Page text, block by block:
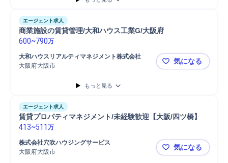
エージェント求人
商業施設の賃貸管理/大和ハウス工業G/大阪府
600~790万
大和ハウスリアルティマネジメント株式会社
大阪府大阪市
商業施設の
気になる
もっと見る
エージェント求人
賃貸プロパティマネジメント/未経験歓迎【大阪/四ツ橋】
413~511 万
株式会社穴吹ハウジングサービス
大阪府大阪市
賃貸プロパ
気になる